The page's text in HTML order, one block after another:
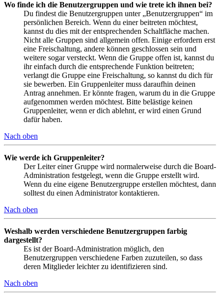
Wo finde ich die Benutzergruppen und wie trete ich ihnen bei?
Du findest die Benutzergruppen unter „Benutzergruppen“ im
persönlichen Bereich. Wenn du einer beitreten möchtest,
kannst du dies mit der entsprechenden Schaltfläche machen.
Nicht alle Gruppen sind allgemein offen. Einige erfordern erst
eine Freischaltung, andere können geschlossen sein und
weitere sogar versteckt. Wenn die Gruppe offen ist, kannst du
ihr einfach durch die entsprechende Funktion beitreten;
verlangt die Gruppe eine Freischaltung, so kannst du dich für
sie bewerben. Ein Gruppenleiter muss daraufhin deinen
Antrag annehmen. Er könnte fragen, warum du in die Gruppe
aufgenommen werden möchtest. Bitte belästige keinen
Gruppenleiter, wenn er dich ablehnt, er wird einen Grund
dafür haben.
Nach oben
Wie werde ich Gruppenleiter?
Der Leiter einer Gruppe wird normalerweise durch die Board-
Administration festgelegt, wenn die Gruppe erstellt wird.
Wenn du eine eigene Benutzergruppe erstellen möchtest, dann
solltest du einen Administrator kontaktieren.
Nach oben
Weshalb werden verschiedene Benutzergruppen farbig
dargestellt?
Es ist der Board-Administration möglich, den
Benutzergruppen verschiedene Farben zuzuteilen, so dass
deren Mitglieder leichter zu identifizieren sind.
Nach oben